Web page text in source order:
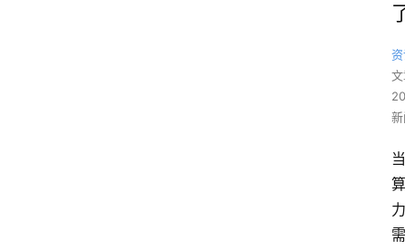
当
算
力
需